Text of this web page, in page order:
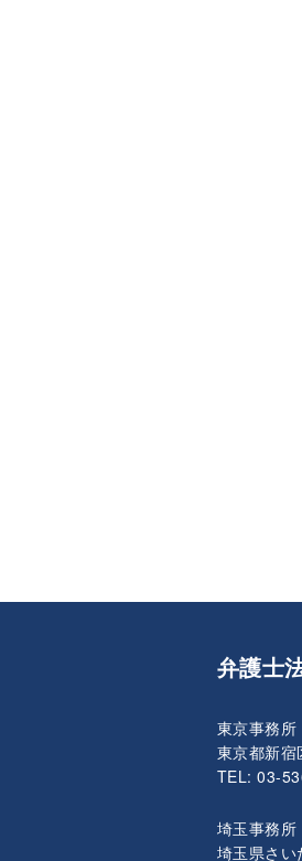
弁護士
東京事務
東京都新
TEL: 03-
埼玉事務
埼玉県さ